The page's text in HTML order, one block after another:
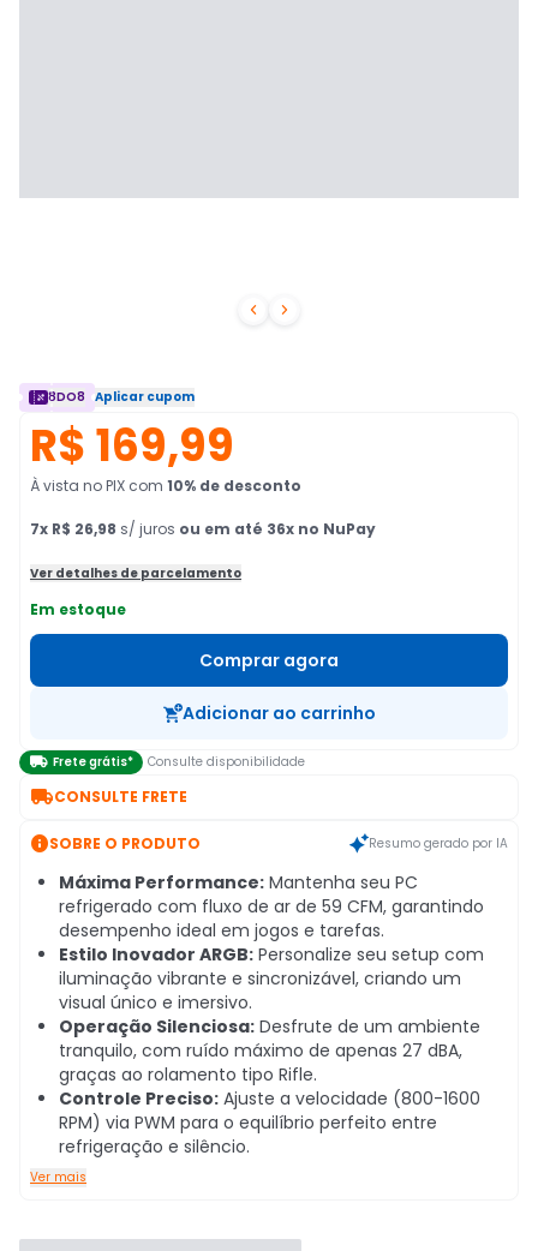
 
8DO8 Aplicar cupom
R$ 169,99
À vista no PIX com 10% de desconto
7x R$ 26,98 s/ juros ou em até 36x no NuPay
Ver detalhes de parcelamento
Em estoque
Comprar agora
Adicionar ao carrinho
 Frete grátis* Consulte disponibilidade
CONSULTE FRETE
SOBRE O PRODUTO Resumo gerado por IA
Máxima Performance: Mantenha seu PC
refrigerado com fluxo de ar de 59 CFM, garantindo
desempenho ideal em jogos e tarefas.
Estilo Inovador ARGB: Personalize seu setup com
iluminação vibrante e sincronizável, criando um
visual único e imersivo.
Operação Silenciosa: Desfrute de um ambiente
tranquilo, com ruído máximo de apenas 27 dBA,
graças ao rolamento tipo Rifle.
Controle Preciso: Ajuste a velocidade (800-1600
RPM) via PWM para o equilíbrio perfeito entre
refrigeração e silêncio.
Ver mais